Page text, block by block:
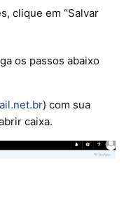
clique em “Salvar
os passos abaixo
) com sua
caixa.